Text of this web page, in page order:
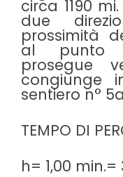
circa 1190
due
prossimità
al punto
prosegue
congiunge
sentiero n°
TEMPO DI
h= 1,00 min.=